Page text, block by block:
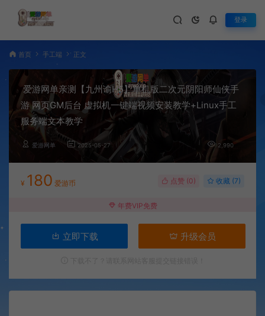
登录
首页 手工端 正文
爱游网单亲测【九州谕H5】单机版二次元阴阳师仙侠手
游 网页GM后台 虚拟机一键端视频安装教学+Linux手工
服务端文本教学
爱游网单 2025-05-27 2,990
¥ 180 爱游币 点赞 (0) 收藏 (7)
年费VIP免费
立即下载 升级会员